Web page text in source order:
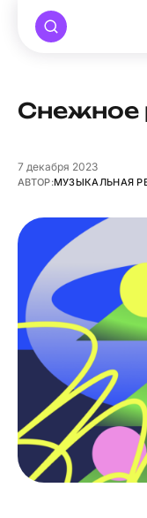
Снежное
7 декабря 2023
АВТОР:МУЗЫКАЛЬНАЯ